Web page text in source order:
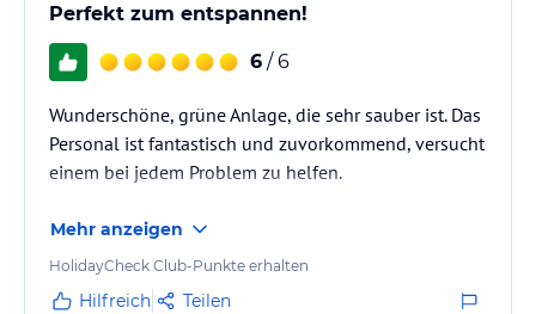
Perfekt zum entspannen!
6 / 6
Wunderschöne, grüne Anlage, die sehr sauber ist. Das
Personal ist fantastisch und zuvorkommend, versucht
einem bei jedem Problem zu helfen.
Mehr anzeigen
HolidayCheck Club-Punkte erhalten
Hilfreich Teilen